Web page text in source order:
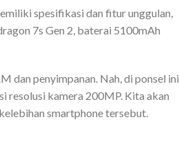
spesifikasi dan fitur unggulan,
7s Gen 2, baterai 5100mAh
dan penyimpanan. Nah, di ponsel ini
resolusi kamera 200MP. Kita akan
smartphone tersebut.